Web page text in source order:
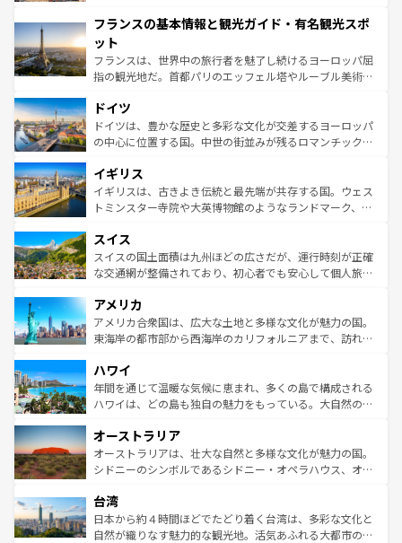
ませてくれるイタリアで、忘れられない旅をしてみよう！
なお、新着のイタリア情報は
しい。
文化が根付くこの国では、情熱的なフラメンコ、熱気あふ
れる闘牛、そして美味しいタパスが生活の一部となってい
る。首都マドリードの洗練された雰囲気や、バルセロナの
アートに溢れた街角から、地方では古代ローマ遺跡や中世
せる。地方によって風土や気候が異なるスペインはその個
性で訪れる人を魅了する。 なお、新着のスペイン情報は コ
ンテンツ一覧を参照してほしい。
フランスの基本情報と観光ガイド・有名観光スポ
ット
フランスは、世界中の旅行者を魅了し続けるヨーロッパ屈
指の観光地だ。首都パリのエッフェル塔やルーブル美術館
で、幅広い魅力が詰まっている。華麗な宮殿、歴史的な大
聖堂、美しいビーチ、そして豊かな自然が、訪れる者を心
から魅了する。また、フランスは美食の国としても知ら
いる。シャンパンの発祥地であるランス、プロヴァンスの
香り高いラベンダー畑など、多彩な楽しみ方が可能だ。さ
らに、パリ以外の地域にも魅力が溢れており、どの街角に
れる地方に足を運ぶとそれぞれで全く異なる文化を体験で
きるだろう。 なお、新着のフランス情報はコンテンツ一覧
を参照してほしい。
ドイツ
ドイツは、豊かな歴史と多彩な文化が交差するヨーロッパ
の中心に位置する国。中世の街並みが残るロマンチック街
顔を持つこの国は、どこを歩いても飽きることがない。ベ
ルリンの文化的活気、バイエルン州のアルプスの絶景、そ
してライン川沿いのワイン畑といった風景は必見。ビール
は、お酒好きな人にはぜひ体験してほしい。 なお、新着の
ドイツ情報はコンテンツ一覧を参照してほしい。
イギリス
イギリスは、古きよき伝統と最先端が共存する国。ウェス
トミンスター寺院や大英博物館のようなランドマーク、歴
リアごとに異なる魅力がある。また、優雅なアフタヌーン
ティー、ビール好きにはたまらない英国パブ、サッカー観
戦など、本場だからこそできる体験も豊富。イギリスを旅
ンツ一覧を参照してほしい。
スイス
スイスの国土面積は九州ほどの広さだが、運行時刻が正確
な交通網が整備されており、初心者でも安心して個人旅行
の建物がそのまま残る町や、スイスならではのユニークな
博物館もあり、アルプス観光だけでなく町歩きも満喫する
ことができる。国民の所得が高いため物価も高いが、旅行
ば市内交通費無料で観光を楽しむこともできる。 なお、新
着のスイス情報はコンテンツ一覧 を参照してほしい。
アメリカ
アメリカ合衆国は、広大な土地と多様な文化が魅力の国。
東海岸の都市部から西海岸のカリフォルニアまで、訪れる
のような巨大都市は、観光、ショッピング、エンターテイ
ンメントが詰まった刺激的なスポットだ。一方、アメリカ
西部には大自然が広がり、グランドキャニオンやイエロー
部のニューオーリンズでは、音楽と美食が融合した独特の
文化が魅力。旅行者はアメリカの各地域で異なる魅力を楽
しみながら、その多様性と豊かな歴史を感じることができ
ならではの贅沢な旅のスタイルだ。 なお、新着のアメリカ
情報はコンテンツ一覧を参照してほしい。
ハワイ
年間を通じて温暖な気候に恵まれ、多くの島で構成される
ハワイは、どの島も独自の魅力をもっている。大自然の神
ワイ島は見逃せない。また、定番の観光地といえばオアフ
島だが、静かな自然を求めるならマウイ島やカウアイ島が
おすすめ。エメラルドグリーンに輝く海をはじめ、豊かな
れるおもてなしの心で訪れる人々を迎えてくれるハワイの
人々、おいしいローカルフードやハワイアンミュージッ
ク、伝統的なフラダンスなど、すべてがハワイの魅力を彩
オーストラリア
オーストラリアは、壮大な自然と多様な文化が魅力の国。
シドニーのシンボルであるシドニー・オペラハウス、オー
リアリーフや大陸中央部にそびえるウルル（エアーズロッ
ク）、タスマニアの美しい原生林やケアンズの熱帯雨林な
ど、見どころがたくさん。また、カフェやワイン、オージ
台湾
日本から約４時間ほどでたどり着く台湾は、多彩な文化と
自然が織りなす魅力的な観光地。活気あふれる大都市の台